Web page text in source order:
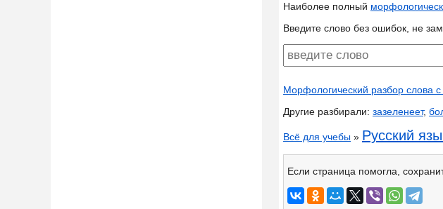
Наиболее полный
Введите слово без ошибок, не
Морфологический разбор слова
Другие разбирали: зазеленеет,
Всё для учебы » Русский
Если страница помогла,